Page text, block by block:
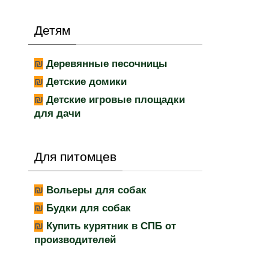
Детям
Деревянные песочницы
Детские домики
Детские игровые площадки
для дачи
Для питомцев
Вольеры для собак
Будки для собак
Купить курятник в СПБ от
производителей